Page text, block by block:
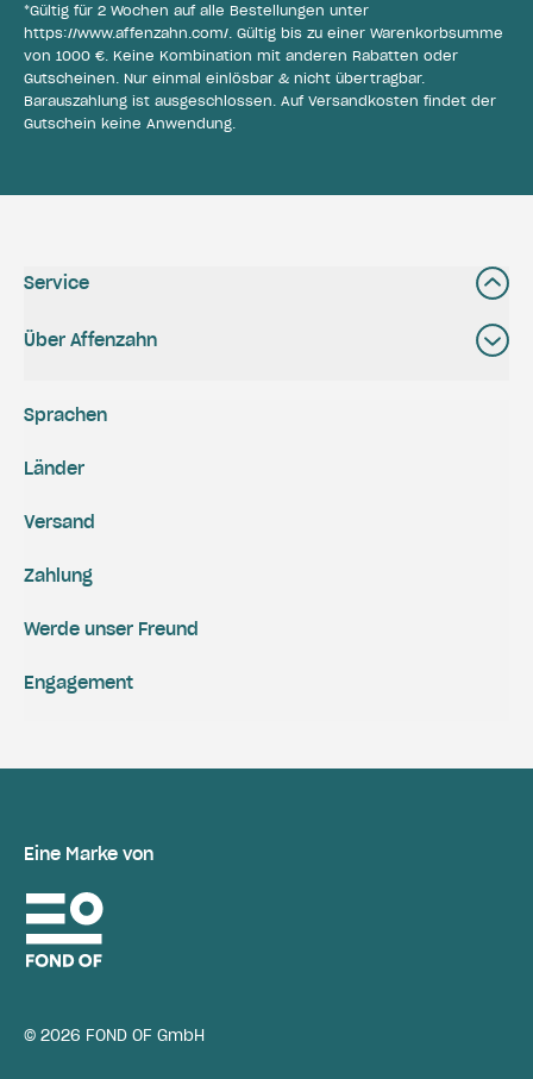
*Gültig für 2 Wochen auf alle Bestellungen unter
https://www.affenzahn.com/. Gültig bis zu einer Warenkorbsumme
von 1000 €. Keine Kombination mit anderen Rabatten oder
Gutscheinen. Nur einmal einlösbar & nicht übertragbar.
Barauszahlung ist ausgeschlossen. Auf Versandkosten findet der
Gutschein keine Anwendung.
Service
Über Affenzahn
Versand
Zahlung
Engagement
Werde unser Freund
Sprachen
Länder
Eine Marke von
© 2026 FOND OF GmbH